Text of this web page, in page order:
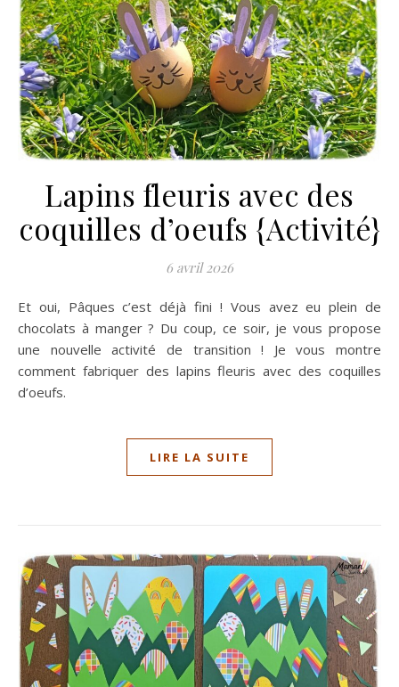
Lapins fleuris avec des
coquilles d’oeufs {Activité}
6 avril 2026
Et oui, Pâques c’est déjà fini ! Vous avez eu plein de
chocolats à manger ? Du coup, ce soir, je vous propose
une nouvelle activité de transition ! Je vous montre
comment fabriquer des lapins fleuris avec des coquilles
d’oeufs.
LIRE LA SUITE